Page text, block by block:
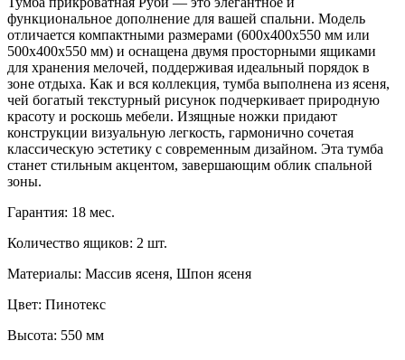
функциональное дополнение для вашей спальни. Модель
отличается компактными размерами (600x400x550 мм или
500x400x550 мм) и оснащена двумя просторными ящиками
для хранения мелочей, поддерживая идеальный порядок в
зоне отдыха. Как и вся коллекция, тумба выполнена из ясеня,
чей богатый текстурный рисунок подчеркивает природную
красоту и роскошь мебели. Изящные ножки придают
конструкции визуальную легкость, гармонично сочетая
классическую эстетику с современным дизайном. Эта тумба
станет стильным акцентом, завершающим облик спальной
зоны.
Гарантия: 18 мес.
Количество ящиков: 2 шт.
Материалы: Массив ясеня, Шпон ясеня
Цвет: Пинотекс
Высота: 550 мм